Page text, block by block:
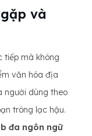
và
tiếp mà không
văn hóa địa
người dùng theo
trông lạc hậu.
đa ngôn ngữ